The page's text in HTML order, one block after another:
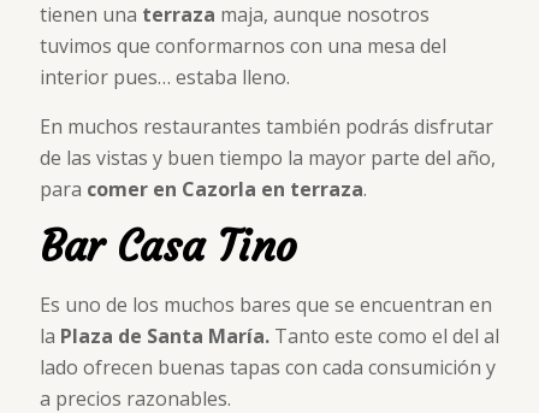
tienen una terraza maja, aunque nosotros
tuvimos que conformarnos con una mesa del
interior pues… estaba lleno.
En muchos restaurantes también podrás disfrutar
de las vistas y buen tiempo la mayor parte del año,
para comer en Cazorla en terraza.
Bar Casa Tino
Es uno de los muchos bares que se encuentran en
la Plaza de Santa María. Tanto este como el del al
lado ofrecen buenas tapas con cada consumición y
a precios razonables.